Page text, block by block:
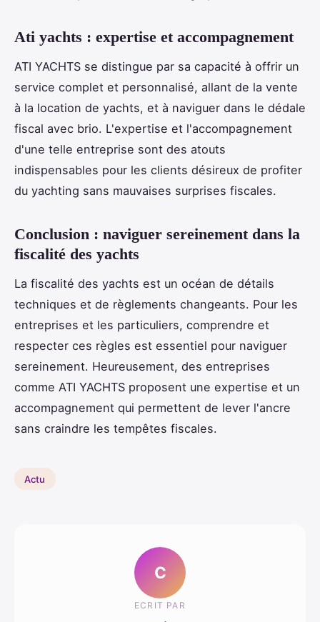
Ati yachts : expertise et accompagnement
ATI YACHTS se distingue par sa capacité à offrir un
service complet et personnalisé, allant de la vente
à la location de yachts, et à naviguer dans le dédale
fiscal avec brio. L'expertise et l'accompagnement
d'une telle entreprise sont des atouts
indispensables pour les clients désireux de profiter
du yachting sans mauvaises surprises fiscales.
Conclusion : naviguer sereinement dans la
fiscalité des yachts
La fiscalité des yachts est un océan de détails
techniques et de règlements changeants. Pour les
entreprises et les particuliers, comprendre et
respecter ces règles est essentiel pour naviguer
sereinement. Heureusement, des entreprises
comme ATI YACHTS proposent une expertise et un
accompagnement qui permettent de lever l'ancre
sans craindre les tempêtes fiscales.
Actu
C
ECRIT PAR